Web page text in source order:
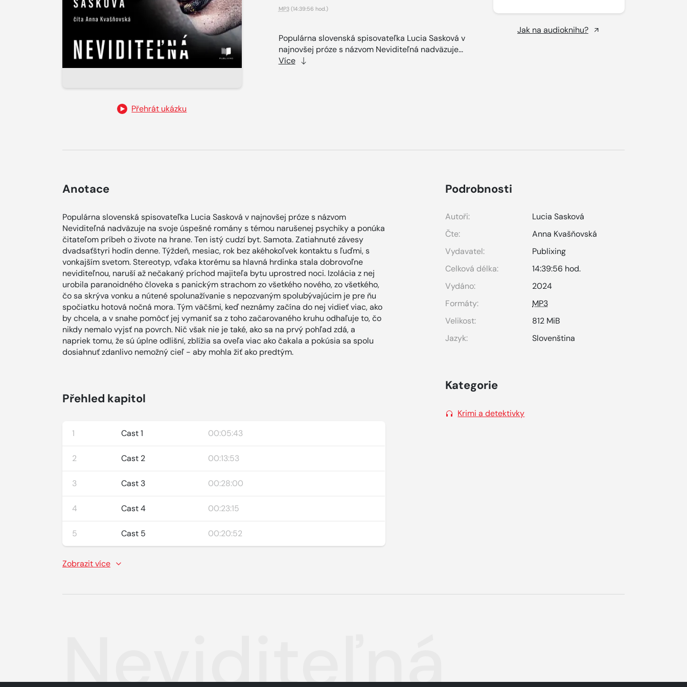
Přehrát ukázku
MP3(14:39:56 hod.)
Populárna slovenská spisovateľka Lucia Sasková v
najnovšej próze s názvom Neviditeľná nadväzuje...
Více
Jak na audioknihu?
Anotace
Populárna slovenská spisovateľka Lucia Sasková v najnovšej próze s názvom
Neviditeľná nadväzuje na svoje úspešné romány s témou narušenej psychiky a ponúka
čitateľom príbeh o živote na hrane. Ten istý cudzí byt. Samota. Zatiahnuté závesy
dvadsaťštyri hodín denne. Týždeň, mesiac, rok bez akéhokoľvek kontaktu s ľuďmi, s
vonkajším svetom. Stereotyp, vďaka ktorému sa hlavná hrdinka stala dobrovoľne
neviditeľnou, naruší až nečakaný príchod majiteľa bytu uprostred noci. Izolácia z nej
urobila paranoidného človeka s panickým strachom zo všetkého nového, zo všetkého,
čo sa skrýva vonku a nútené spolunažívanie s nepozvaným spolubývajúcim je pre ňu
spočiatku hotová nočná mora. Tým väčšmi, keď neznámy začína do nej vidieť viac, ako
by chcela, a v snahe pomôcť jej vymaniť sa z toho začarovaného kruhu odhaľuje to, čo
nikdy nemalo vyjsť na povrch. Nič však nie je také, ako sa na prvý pohľad zdá, a
napriek tomu, že sú úplne odlišní, zblížia sa oveľa viac ako čakala a pokúsia sa spolu
dosiahnuť zdanlivo nemožný cieľ - aby mohla žiť ako predtým.
Přehled kapitol
1 Cast 1 00:05:43
2 Cast 2 00:13:53
3 Cast 3 00:28:00
4 Cast 4 00:23:15
5 Cast 5 00:20:52
Zobrazit více
Podrobnosti
Autoři:
Lucia Sasková
Čte:
Anna Kvašňovská
Vydavatel:
Publixing
Celková délka:
14:39:56 hod.
Vydáno:
2024
Formáty:
MP3
Velikost:
812 MiB
Jazyk:
Slovenština
Kategorie
Krimi a detektivky
Neviditeľná